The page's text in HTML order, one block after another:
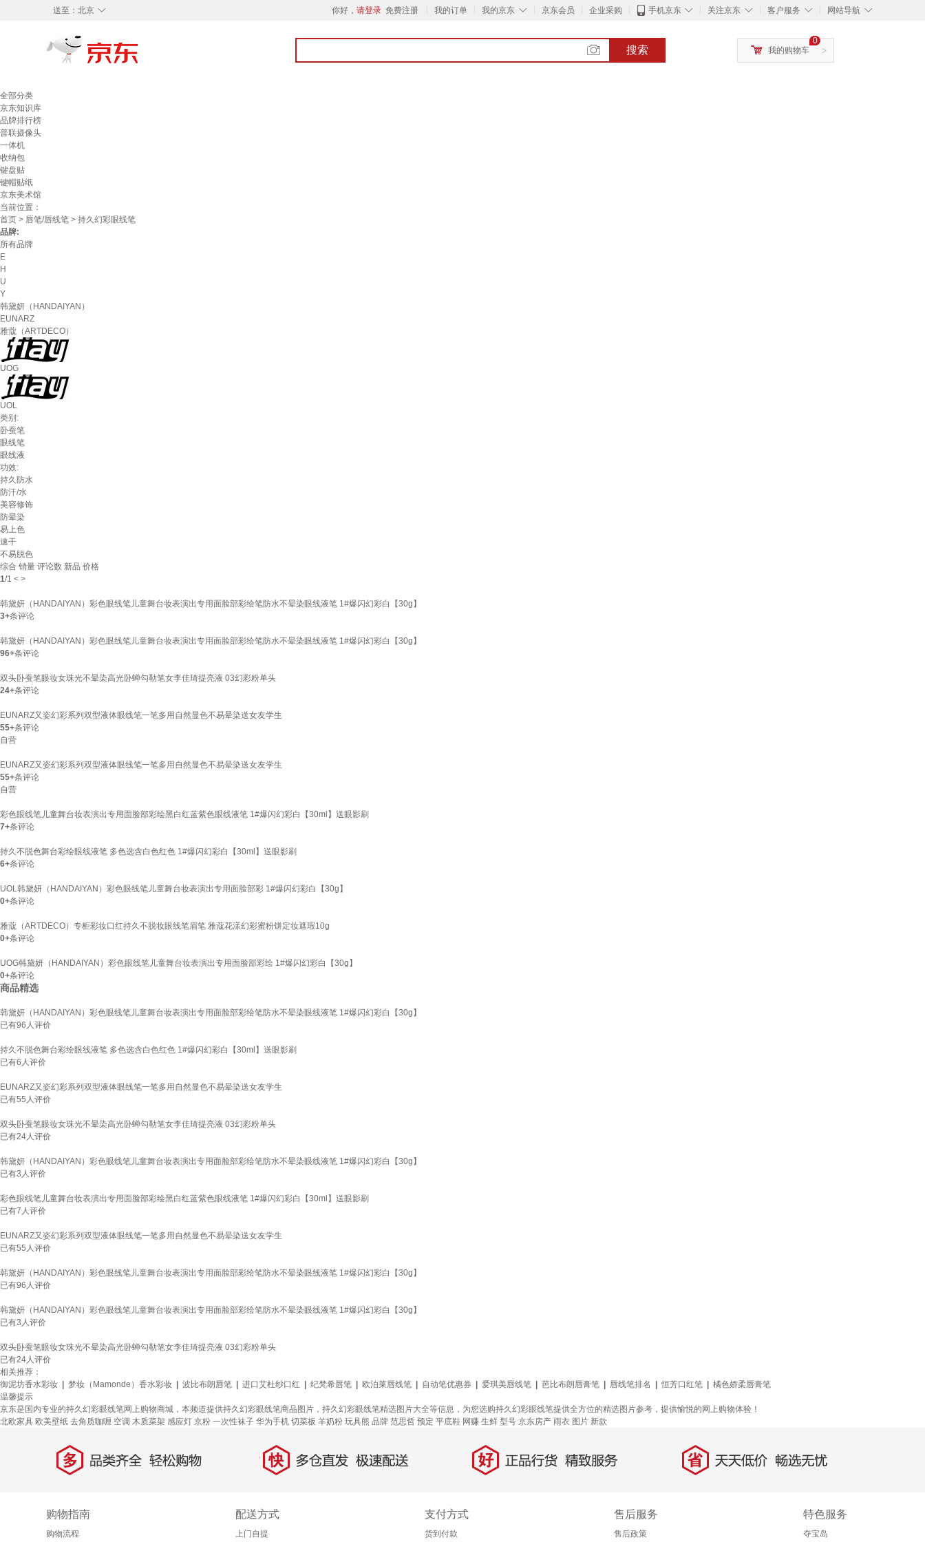
◇
送至： 北京 你好， 请登录 免费注册 我的订单 ◇
我的京东 京东会员 企业采购 ◇
手机京东 ◇
关注京东 ◇
客户服务 ◇
网站导航
搜索 >
0
我的购物车
全部分类
京东知识库
品牌排行榜
普联摄像头
一体机
收纳包
键盘贴
键帽贴纸
京东美术馆
当前位置：
首页 > 唇笔/唇线笔 > 持久幻彩眼线笔
品牌:
所有品牌
E
H
U
Y
韩黛妍（HANDAIYAN）
EUNARZ
雅蔻（ARTDECO）
UOG
UOL
类别:
卧蚕笔
眼线笔
眼线液
功效:
持久防水
防汗/水
美容修饰
防晕染
易上色
速干
不易脱色
综合 销量 评论数 新品 价格
1/1 < >
韩黛妍（HANDAIYAN）彩色眼线笔儿童舞台妆表演出专用面脸部彩绘笔防水不晕染眼线液笔 1#爆闪幻彩白【30g】
3+条评论
韩黛妍（HANDAIYAN）彩色眼线笔儿童舞台妆表演出专用面脸部彩绘笔防水不晕染眼线液笔 1#爆闪幻彩白【30g】
96+条评论
双头卧蚕笔眼妆女珠光不晕染高光卧蝉勾勒笔女李佳琦提亮液 03幻彩粉单头
24+条评论
EUNARZ又姿幻彩系列双型液体眼线笔一笔多用自然显色不易晕染送女友学生
55+条评论
自营
EUNARZ又姿幻彩系列双型液体眼线笔一笔多用自然显色不易晕染送女友学生
55+条评论
自营
彩色眼线笔儿童舞台妆表演出专用面脸部彩绘黑白红蓝紫色眼线液笔 1#爆闪幻彩白【30ml】送眼影刷
7+条评论
持久不脱色舞台彩绘眼线液笔 多色选含白色红色 1#爆闪幻彩白【30ml】送眼影刷
6+条评论
UOL韩黛妍（HANDAIYAN）彩色眼线笔儿童舞台妆表演出专用面脸部彩 1#爆闪幻彩白【30g】
0+条评论
雅蔻（ARTDECO）专柜彩妆口红持久不脱妆眼线笔眉笔 雅蔻花漾幻彩蜜粉饼定妆遮瑕10g
0+条评论
UOG韩黛妍（HANDAIYAN）彩色眼线笔儿童舞台妆表演出专用面脸部彩绘 1#爆闪幻彩白【30g】
0+条评论
商品精选
韩黛妍（HANDAIYAN）彩色眼线笔儿童舞台妆表演出专用面脸部彩绘笔防水不晕染眼线液笔 1#爆闪幻彩白【30g】
已有96 人评价
持久不脱色舞台彩绘眼线液笔 多色选含白色红色 1#爆闪幻彩白【30ml】送眼影刷
已有6 人评价
EUNARZ又姿幻彩系列双型液体眼线笔一笔多用自然显色不易晕染送女友学生
已有55 人评价
双头卧蚕笔眼妆女珠光不晕染高光卧蝉勾勒笔女李佳琦提亮液 03幻彩粉单头
已有24人评价
韩黛妍（HANDAIYAN）彩色眼线笔儿童舞台妆表演出专用面脸部彩绘笔防水不晕染眼线液笔 1#爆闪幻彩白【30g】
已有3 人评价
彩色眼线笔儿童舞台妆表演出专用面脸部彩绘黑白红蓝紫色眼线液笔 1#爆闪幻彩白【30ml】送眼影刷
已有7 人评价
EUNARZ又姿幻彩系列双型液体眼线笔一笔多用自然显色不易晕染送女友学生
已有55 人评价
韩黛妍（HANDAIYAN）彩色眼线笔儿童舞台妆表演出专用面脸部彩绘笔防水不晕染眼线液笔 1#爆闪幻彩白【30g】
已有96 人评价
韩黛妍（HANDAIYAN）彩色眼线笔儿童舞台妆表演出专用面脸部彩绘笔防水不晕染眼线液笔 1#爆闪幻彩白【30g】
已有3 人评价
双头卧蚕笔眼妆女珠光不晕染高光卧蝉勾勒笔女李佳琦提亮液 03幻彩粉单头
已有24人评价
相关推荐：
御泥坊香水彩妆
梦妆（Mamonde）香水彩妆 波比布朗唇笔 进口艾杜纱口红 纪梵希唇笔 欧泊莱唇线笔 自动笔优惠券 爱琪美唇线笔 芭比布朗唇膏笔 唇线笔排名 恒芳口红笔
橘色娇柔唇膏笔
温馨提示
京东是国内专业的持久幻彩眼线笔网上购物商城，本频道提供持久幻彩眼线笔商品图片，持久幻彩眼线笔精选图片大全等信息，为您选购持久幻彩眼线笔提供全方位的精选图片参考，提供愉悦的网上购物体验！
北欧家具 欧美壁纸 去角质咖喱 空调 木质菜架 感应灯 京粉 一次性袜子 华为手机 切菜板 羊奶粉 玩具熊 品牌 范思哲 预定 平底鞋 网赚 生鲜 型号 京东房产 雨衣 图片 新款
多 品类齐全，轻松购物 快 多仓直发，极速配送 好 正品行货，精致服务 省 天天低价，畅选无忧
购物指南
购物流程
配送方式
上门自提
支付方式
货到付款
售后服务
售后政策
特色服务
夺宝岛